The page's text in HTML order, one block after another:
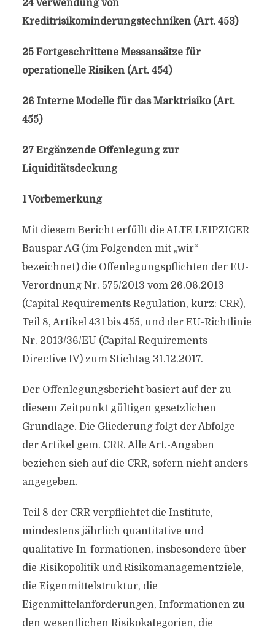
24 Verwendung von
Kreditrisikominderungstechniken (Art. 453)
25 Fortgeschrittene Messansätze für
operationelle Risiken (Art. 454)
26 Interne Modelle für das Marktrisiko (Art.
455)
27 Ergänzende Offenlegung zur
Liquiditätsdeckung
1 Vorbemerkung
Mit diesem Bericht erfüllt die ALTE LEIPZIGER
Bauspar AG (im Folgenden mit „wir“
bezeichnet) die Offenlegungspflichten der EU-
Verordnung Nr. 575/2013 vom 26.06.2013
(Capital Requirements Regulation, kurz: CRR),
Teil 8, Artikel 431 bis 455, und der EU-Richtlinie
Nr. 2013/36/EU (Capital Requirements
Directive IV) zum Stichtag 31.12.2017.
Der Offenlegungsbericht basiert auf der zu
diesem Zeitpunkt gültigen gesetzlichen
Grundlage. Die Gliederung folgt der Abfolge
der Artikel gem. CRR. Alle Art.-Angaben
beziehen sich auf die CRR, sofern nicht anders
angegeben.
Teil 8 der CRR verpflichtet die Institute,
mindestens jährlich quantitative und
qualitative In-formationen, insbesondere über
die Risikopolitik und Risikomanagementziele,
die Eigenmittelstruktur, die
Eigenmittelanforderungen, Informationen zu
den wesentlichen Risikokategorien, die